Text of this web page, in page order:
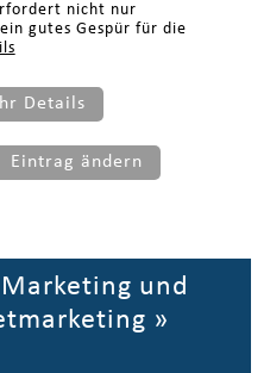
nicht nur
gutes Gespür für die
Details
Eintrag ändern
Marketing und
»